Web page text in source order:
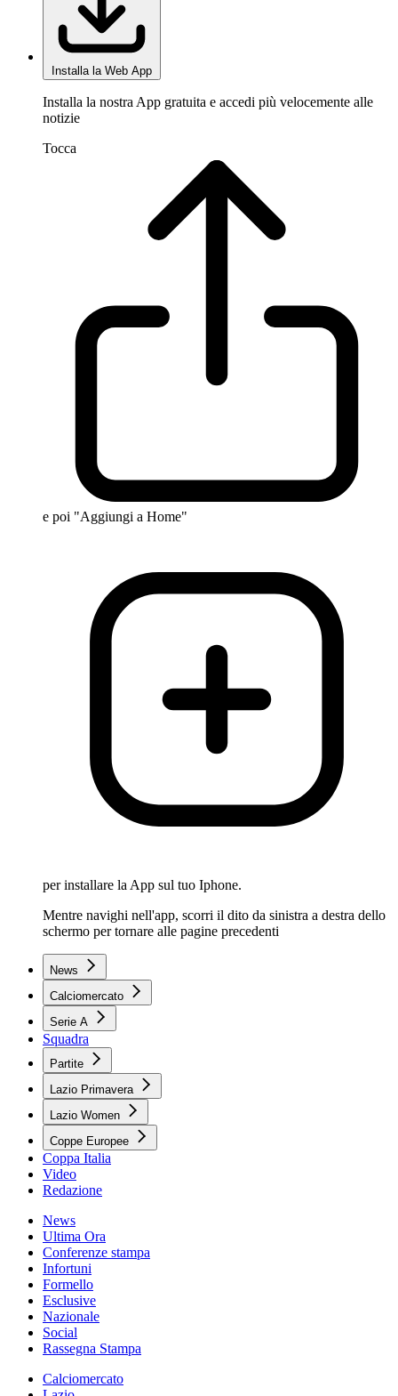
Installa la Web App
Installa la nostra App gratuita e accedi più velocemente alle
notizie
Tocca
e poi "Aggiungi a Home"
per installare la App sul tuo Iphone.
Mentre navighi nell'app, scorri il dito da sinistra a destra dello
schermo per tornare alle pagine precedenti
News
Calciomercato
Serie A
Squadra
Partite
Lazio Primavera
Lazio Women
Coppe Europee
Coppa Italia
Video
Redazione
News
Ultima Ora
Conferenze stampa
Infortuni
Formello
Esclusive
Nazionale
Social
Rassegna Stampa
Calciomercato